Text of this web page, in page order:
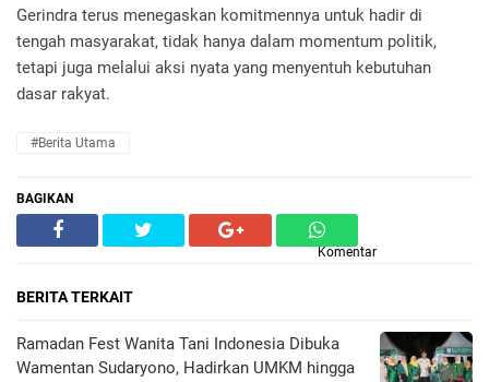
Gerindra terus menegaskan komitmennya untuk hadir di
tengah masyarakat, tidak hanya dalam momentum politik,
tetapi juga melalui aksi nyata yang menyentuh kebutuhan
dasar rakyat.
#berita Utama
BAGIKAN
Komentar
BERITA TERKAIT
Ramadan Fest Wanita Tani Indonesia Dibuka
Wamentan Sudaryono, Hadirkan UMKM hingga